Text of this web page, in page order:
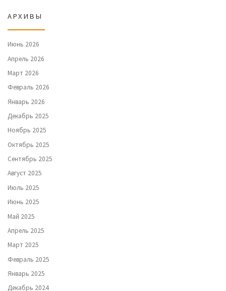
АРХИВЫ
Июнь 2026
Апрель 2026
Март 2026
Февраль 2026
Январь 2026
Декабрь 2025
Ноябрь 2025
Октябрь 2025
Сентябрь 2025
Август 2025
Июль 2025
Июнь 2025
Май 2025
Апрель 2025
Март 2025
Февраль 2025
Январь 2025
Декабрь 2024